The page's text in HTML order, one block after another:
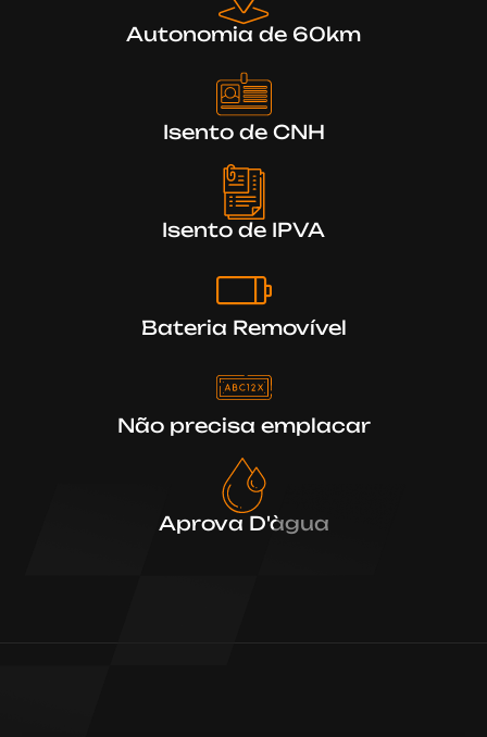
Autonomia de 60km
Isento de CNH
Isento de IPVA
Bateria Removível
Não precisa emplacar
Aprova D'àgua